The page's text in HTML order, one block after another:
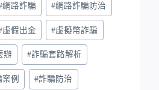
網路詐騙 #網路詐騙防治
虛假出金 #虛擬幣詐騙
辦 #詐騙套路解析
例 #詐騙防治